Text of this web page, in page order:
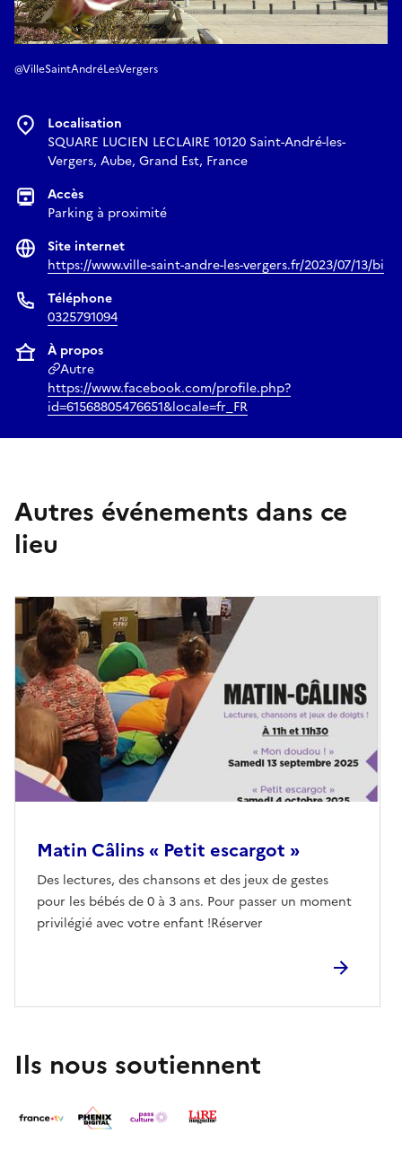
@VilleSaintAndréLesVergers
Localisation
SQUARE LUCIEN LECLAIRE 10120 Saint-André-les-
Vergers, Aube, Grand Est, France
Accès
Parking à proximité
Site internet
https://www.ville-saint-andre-les-vergers.fr/2023/07/13/bi
Téléphone
0325791094
À propos
Autre
https://www.facebook.com/profile.php?
id=61568805476651&locale=fr_FR
Autres événements dans ce
lieu
Matin Câlins « Petit escargot »
Des lectures, des chansons et des jeux de gestes
pour les bébés de 0 à 3 ans. Pour passer un moment
privilégié avec votre enfant !Réserver
Ils nous soutiennent